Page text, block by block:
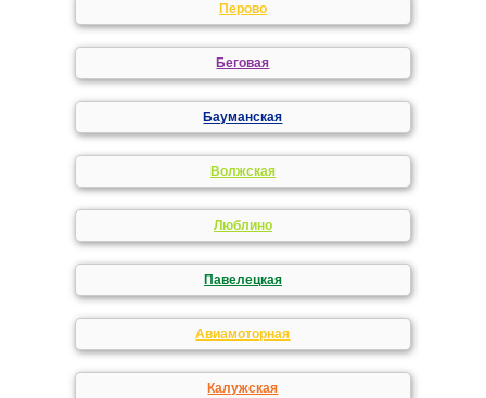
Перово
Беговая
Бауманская
Волжская
Люблино
Павелецкая
Авиамоторная
Калужская